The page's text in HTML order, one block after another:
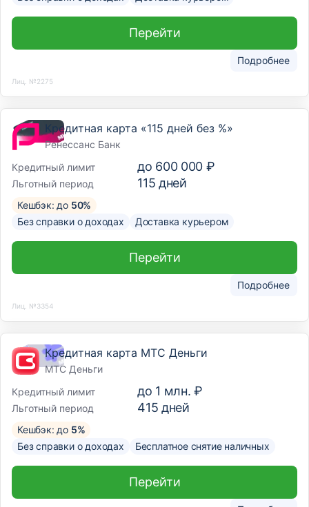
Подробнее
Перейти
Лиц. №2275
Кредитная карта «115 дней без %»
Ренессанс Банк
Кредитный лимит
до 600 000 ₽
Льготный период 115 дней
Кешбэк: до 50%
Без справки о доходах
Доставка курьером
Подробнее
Перейти
Лиц. №3354
Кредитная карта МТС Деньги
МТС Деньги
Кредитный лимит
до 1 млн. ₽
Льготный период 415 дней
Кешбэк: до 5%
Без справки о доходах
Бесплатное снятие наличных
Перейти